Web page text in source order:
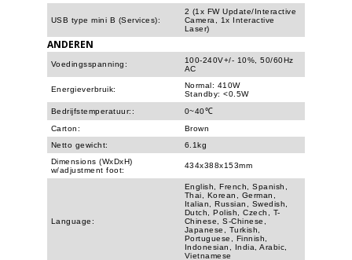
USB type mini B (Services):
2 (1x FW Update/Interactive
Camera, 1x Interactive
Laser)
ANDEREN
Voedingsspanning:
100-240V+/- 10%, 50/60Hz
AC
Energieverbruik:
Normal: 410W
Standby: <0.5W
Bedrijfstemperatuur::
0~40℃
Carton:
Brown
Netto gewicht:
6.1kg
Dimensions (WxDxH)
w/adjustment foot:
434x388x153mm
Language:
English, French, Spanish,
Thai, Korean, German,
Italian, Russian, Swedish,
Dutch, Polish, Czech, T-
Chinese, S-Chinese,
Japanese, Turkish,
Portuguese, Finnish,
Indonesian, India, Arabic,
Vietnamese